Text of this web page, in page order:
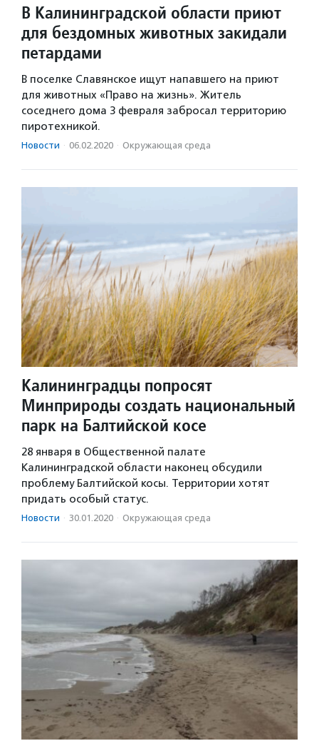
В Калининградской области приют
для бездомных животных закидали
петардами
В поселке Славянское ищут напавшего на приют
для животных «Право на жизнь». Житель
соседнего дома 3 февраля забросал территорию
пиротехникой.
Новости · 06.02.2020 · Окружающая среда
Калининградцы попросят
Минприроды создать национальный
парк на Балтийской косе
28 января в Общественной палате
Калининградской области наконец обсудили
проблему Балтийской косы. Территории хотят
придать особый статус.
Новости · 30.01.2020 · Окружающая среда